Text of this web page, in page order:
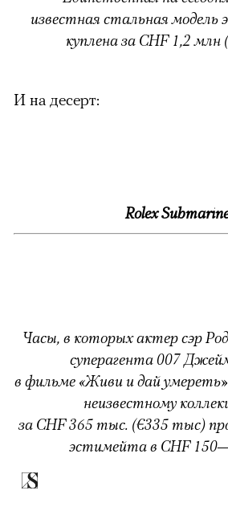
известная стальная модель
куплена за CHF 1,2 млн
И на десерт:
Rolex
Часы, в которых актер сэр
суперагента 007
в фильме «Живи и дай
неизвестному
за CHF 365 тыс. (€335 тыс)
эстимейта в CHF